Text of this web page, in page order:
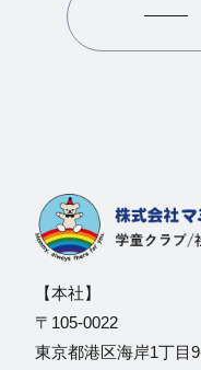
【本社】
〒105-0022
東京都港区海岸1丁目